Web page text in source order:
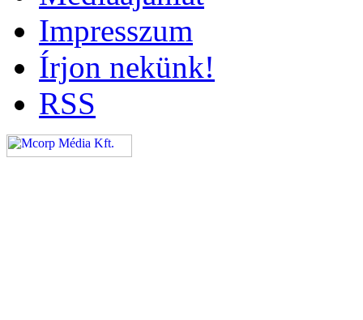
Impresszum
Írjon nekünk!
RSS